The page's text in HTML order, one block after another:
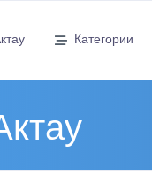
Категории